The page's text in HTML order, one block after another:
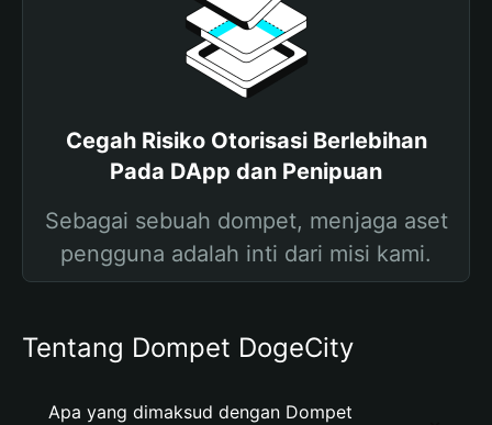
Cegah Risiko Otorisasi Berlebihan
Pada DApp dan Penipuan
Sebagai sebuah dompet, menjaga aset
pengguna adalah inti dari misi kami.
Tentang Dompet DogeCity
Apa yang dimaksud dengan Dompet